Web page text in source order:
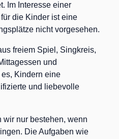
Im Interesse einer
die Kinder ist eine
nicht vorgesehen.
freiem Spiel, Singkreis,
und
Kindern eine
und liebevolle
nur bestehen, wenn
Die Aufgaben wie